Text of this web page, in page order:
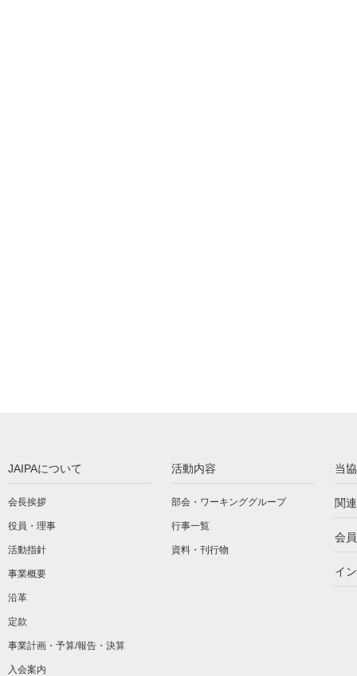
JAIPAについて
会長挨拶
役員・理事
活動指針
事業概要
沿革
定款
事業計画・予算/報告・決算
入会案内
活動内容
部会・ワーキンググループ
行事一覧
資料・刊行物
当
関
会
イ